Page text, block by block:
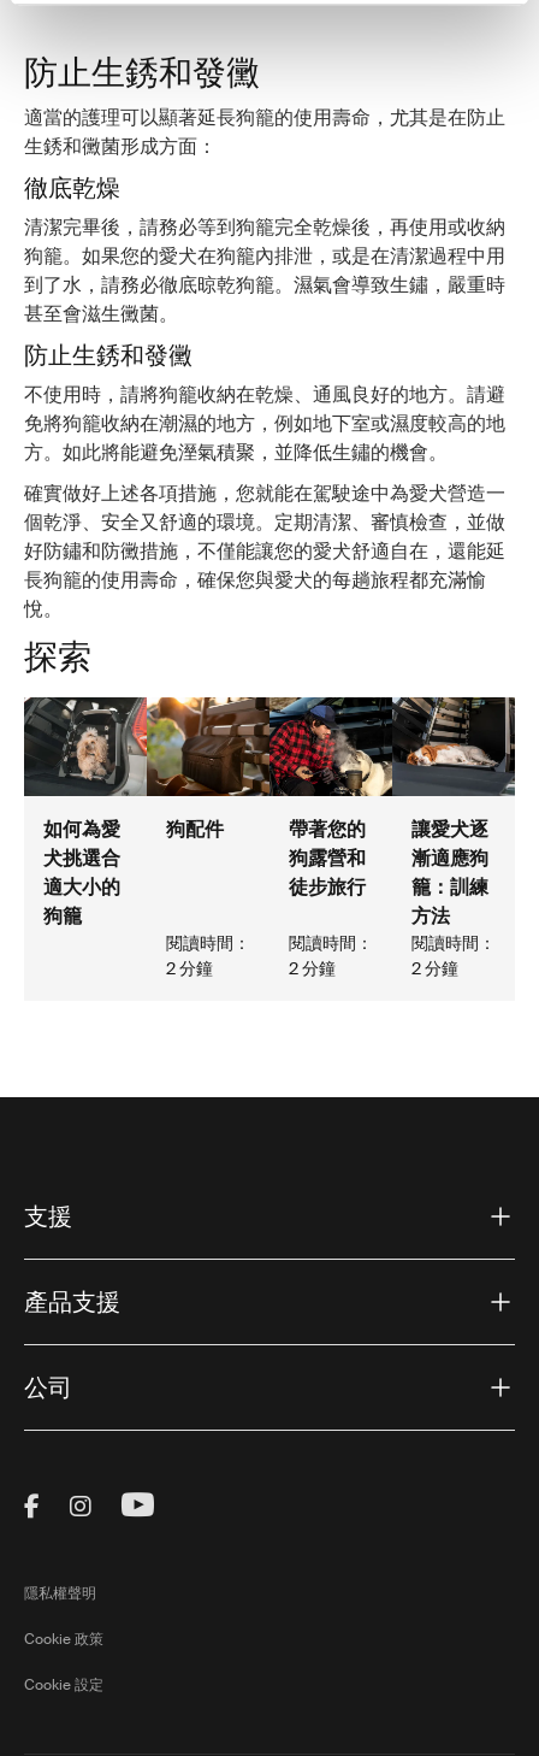
防止生銹和發黴
適當的護理可以顯著延長狗籠的使用壽命，尤其是在防止
生銹和黴菌形成方面：
徹底乾燥
清潔完畢後，請務必等到狗籠完全乾燥後，再使用或收納
狗籠。如果您的愛犬在狗籠內排泄，或是在清潔過程中用
到了水，請務必徹底晾乾狗籠。濕氣會導致生鏽，嚴重時
甚至會滋生黴菌。
防止生銹和發黴
不使用時，請將狗籠收納在乾燥、通風良好的地方。請避
免將狗籠收納在潮濕的地方，例如地下室或濕度較高的地
方。如此將能避免溼氣積聚，並降低生鏽的機會。
確實做好上述各項措施，您就能在駕駛途中為愛犬營造一
個乾淨、安全又舒適的環境。定期清潔、審慎檢查，並做
好防鏽和防黴措施，不僅能讓您的愛犬舒適自在，還能延
長狗籠的使用壽命，確保您與愛犬的每趟旅程都充滿愉
悅。
探索
如何為愛
犬挑選合
適大小的
狗籠
狗配件
閱讀時間：
2 分鐘
帶著您的
狗露營和
徒步旅行
閱讀時間：
2 分鐘
讓愛犬逐
漸適應狗
籠：訓練
方法
閱讀時間：
2 分鐘
支援
產品支援
公司
Visit Thule on Facebook (external link)
Visit Thule on Instagram (external link)
Visit Thule on Youtube (external
隱私權聲明
Cookie 政策
Cookie 設定